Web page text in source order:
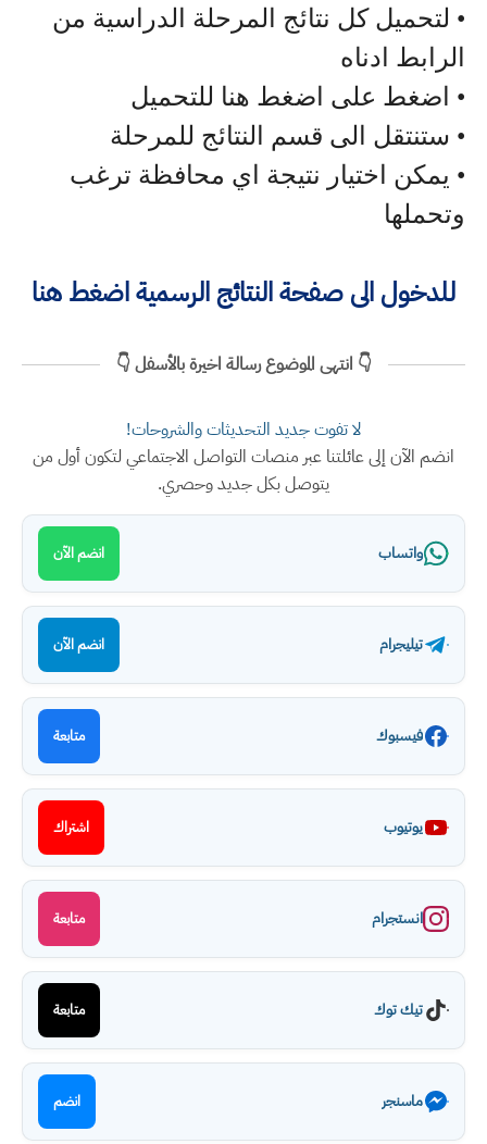
• لتحميل كل نتائج المرحلة الدراسية من
الرابط ادناه
• اضغط على اضغط هنا للتحميل
• ستنتقل الى قسم النتائج للمرحلة
• يمكن اختيار نتيجة اي محافظة ترغب
وتحملها
للدخول الى صفحة النتائج الرسمية اضغط هنا
👇 انتهى الموضوع رسالة اخيرة بالأسفل 👇
لا تفوت جديد التحديثات والشروحات!
انضم الآن إلى عائلتنا عبر منصات التواصل الاجتماعي لتكون أول من
يتوصل بكل جديد وحصري.
واتساب انضم الآن
تيليجرام انضم الآن
فيسبوك متابعة
يوتيوب اشتراك
انستجرام متابعة
تيك توك متابعة
ماسنجر انضم